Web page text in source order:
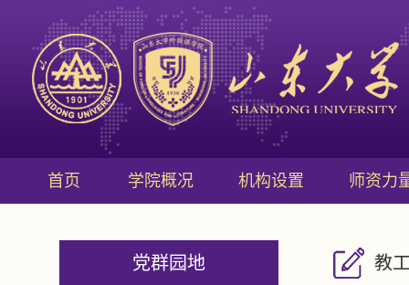
首页 学院概况 机构设置 师资力
党群园地 教